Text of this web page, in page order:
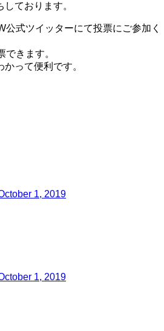
ております。
式ツイッターにて投票にご参加く
きます。
って便利です。
1, 2019
1, 2019